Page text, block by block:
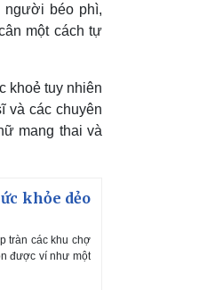
người béo phì,
một cách tự
khoẻ tuy nhiên
và các chuyên
mang thai và
khỏe dẻo
tràn các khu chợ
được ví như một